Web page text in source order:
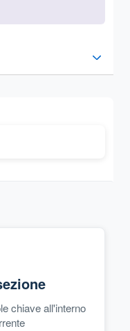
chiave all'interno